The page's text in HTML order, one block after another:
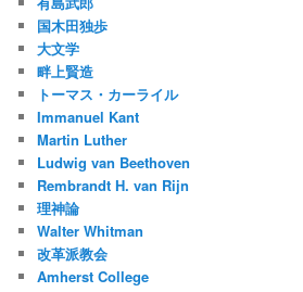
国木田独歩
大文学
畔上賢造
トーマス・カーライル
Immanuel Kant
Martin Luther
Ludwig van Beethoven
Rembrandt H. van Rijn
理神論
Walter Whitman
改革派教会
Amherst College